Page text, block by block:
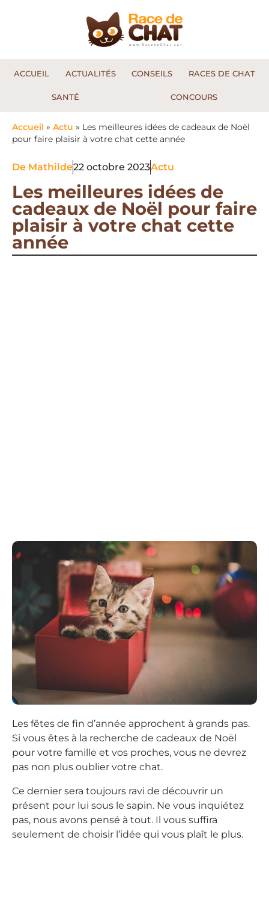
ACCUEIL ACTUALITÉS CONSEILS RACES DE CHAT
SANTÉ CONCOURS
Accueil » Actu » Les meilleures idées de cadeaux de Noël
pour faire plaisir à votre chat cette année
De Mathilde22 octobre 2023Actu
Les meilleures idées de
cadeaux de Noël pour faire
plaisir à votre chat cette
année
Les fêtes de fin d’année approchent à grands pas.
Si vous êtes à la recherche de cadeaux de Noël
pour votre famille et vos proches, vous ne devrez
pas non plus oublier votre chat.
Ce dernier sera toujours ravi de découvrir un
présent pour lui sous le sapin. Ne vous inquiétez
pas, nous avons pensé à tout. Il vous suffira
seulement de choisir l’idée qui vous plaît le plus.